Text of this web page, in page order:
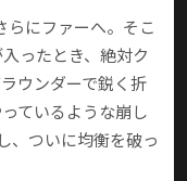
らにファーへ。そこ
ったとき、絶対ク
ウンダーで鋭く折
ているような崩し
、ついに均衡を破っ